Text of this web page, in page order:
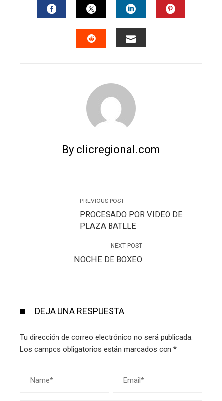
FACEBOOKTWITTERLINKEDIN
By clicregional.com
PREVIOUS POST
PROCESADO POR VIDEO DE
PLAZA BATLLE
NEXT POST
NOCHE DE BOXEO
DEJA UNA RESPUESTA
Tu dirección de correo electrónico no será publicada.
Los campos obligatorios están marcados con *